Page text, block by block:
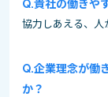
貴社の働きや
協力しあえる、人
企業理念が働
か？